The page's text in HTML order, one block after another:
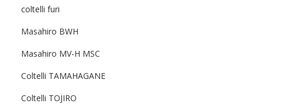
coltelli furi
Masahiro BWH
Masahiro MV-H MSC
Coltelli TAMAHAGANE
Coltelli TOJIRO